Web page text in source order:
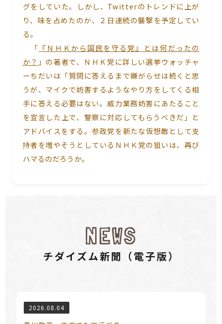
グをしていた。しかし、Twitterのトレンドに上が
り、味を占めたのか、２日連続の襲撃を予定してい
る。
「 『ＮＨＫから国民を守る党』とは何だったの
か？ 」の著者で、ＮＨＫ党に詳しい選挙ウォッチャ
ーちだいは「質問に答えるまで嫌がらせは続くと思
うが、マイクで妨害するようなやり方をしてくる相
手に答える必要はない。威力業務妨害にあたること
を宣言した上で、警察に対応してもらうべきだ」と
アドバイスをする。参政党を新たな仮想敵として支
持者を増やそうとしているＮＨＫ党の狙いは、再び
ハマるのだろうか。
NEWS
チダイズム新聞（電⼦版）
2026.08.04